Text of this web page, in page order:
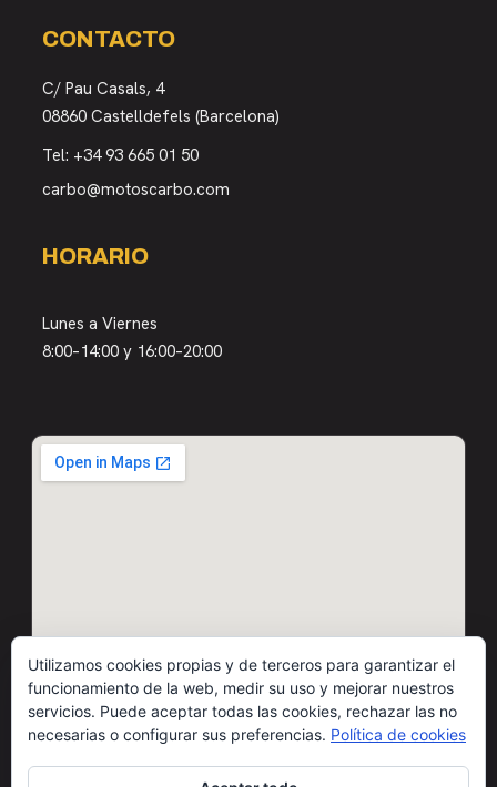
CONTACTO
C/ Pau Casals, 4
08860 Castelldefels (Barcelona)
Tel: +34 93 665 01 50
carbo@motoscarbo.com
HORARIO
Lunes a Viernes
8:00–14:00 y 16:00–20:00
Utilizamos cookies propias y de terceros para garantizar el
funcionamiento de la web, medir su uso y mejorar nuestros
servicios. Puede aceptar todas las cookies, rechazar las no
necesarias o configurar sus preferencias. Política de cookies